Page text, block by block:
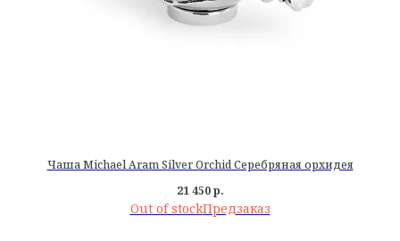
Чаша Michael Aram Silver Orchid Серебряная орхидея
21 450 р.
Out of stock